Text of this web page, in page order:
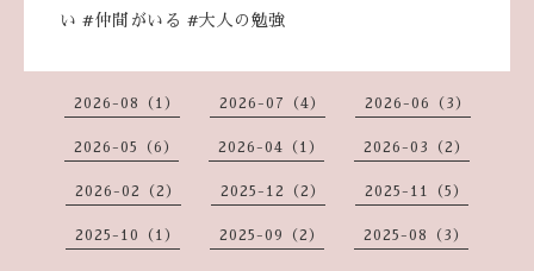
い #仲間がいる #大人の勉強
2026-08（1） 2026-07（4） 2026-06（3）
2026-05（6） 2026-04（1） 2026-03（2）
2026-02（2） 2025-12（2） 2025-11（5）
2025-10（1） 2025-09（2） 2025-08（3）